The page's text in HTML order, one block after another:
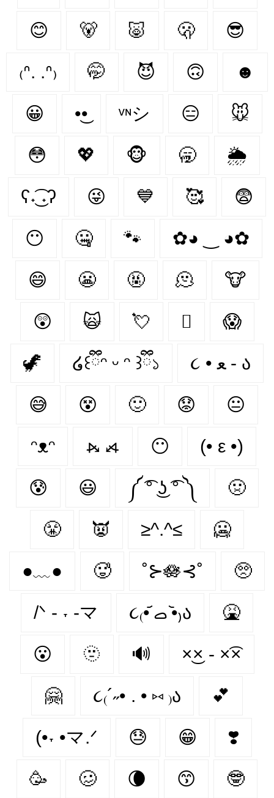
😊 🐻‍ 🐷 🫢 😎
₍ᐢ. .ᐢ₎ 🤭 😈 🙃 ☻
😀 •͜• ᵛᶰシ 😑 🐭
😳 💖 🐵 🥱 🌦
ʕ˖͜͡ ˖ʔ 😜 💙 🥰 😨
😶‍ 🤐 🐾 ✿◕ ‿ ◕✿
😄 😬 🤬 🫠 🐮
😲 🙀 💘  😱
🦖 ໒꒰ྀིᵔ ᵕ ᵔ ꒱ྀི১ ૮ • ﻌ - ა⁩
😅 😵 🙂 😟 😐
ᵔᴥᵔ ⦮ ⦯ 😶 (• ε •)
😰 😃 ༼ ͡° ͜ʖ ͡° ༽ 🤢
😤 👿 ≥^.^≤ 🥶
●﹏● 🥵 ˚⊱🪷⊰˚ 🥺
/ᐠ - ˕ -マ ૮₍•᷄ ࡇ •᷅₎ა 🤮
😮‍ 🫥 🔊 ×͜× - ×͡×
🤗 ૮₍´˶• . • ⑅ ₎ა 💕
(•˕ •マ.ᐟ 😓 😁 ❣️
🥳 🥴 🌘 😙 🤓